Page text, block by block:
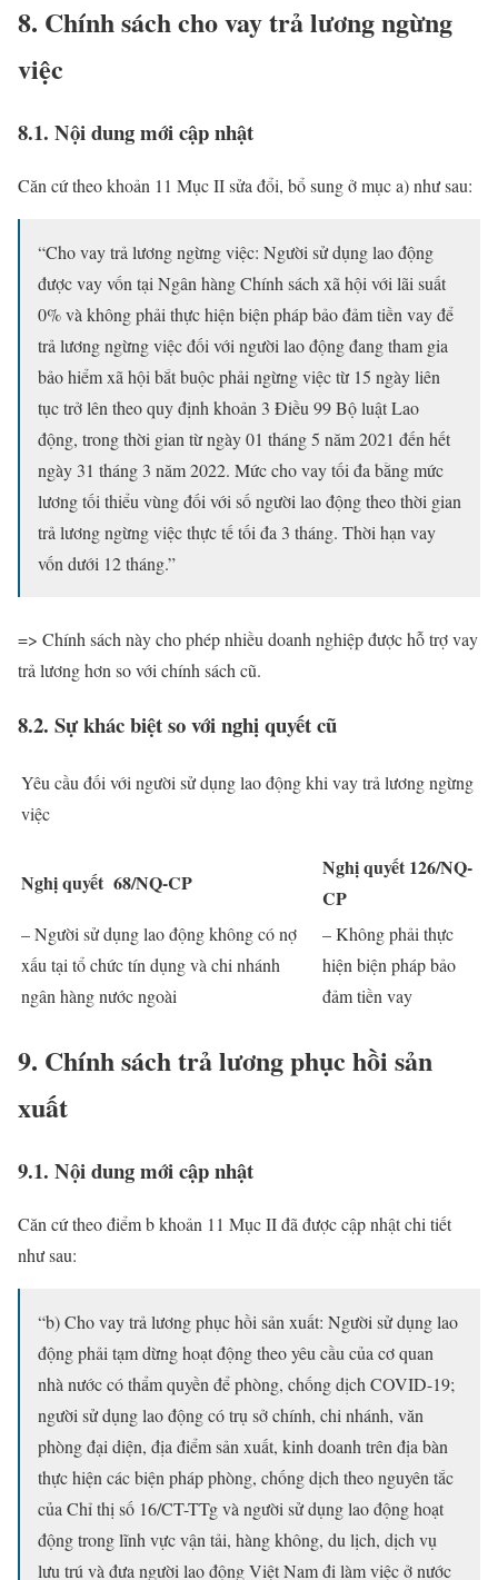
8. Chính sách cho vay trả lương ngừng
việc
8.1. Nội dung mới cập nhật
Căn cứ theo khoản 11 Mục II sửa đổi, bổ sung ở mục a) như sau:
“Cho vay trả lương ngừng việc: Người sử dụng lao động
được vay vốn tại Ngân hàng Chính sách xã hội với lãi suất
0% và không phải thực hiện biện pháp bảo đảm tiền vay để
trả lương ngừng việc đối với người lao động đang tham gia
bảo hiểm xã hội bắt buộc phải ngừng việc từ 15 ngày liên
tục trở lên theo quy định khoản 3 Điều 99 Bộ luật Lao
động, trong thời gian từ ngày 01 tháng 5 năm 2021 đến hết
ngày 31 tháng 3 năm 2022. Mức cho vay tối đa bằng mức
lương tối thiểu vùng đối với số người lao động theo thời gian
trả lương ngừng việc thực tế tối đa 3 tháng. Thời hạn vay
vốn dưới 12 tháng.”
=> Chính sách này cho phép nhiều doanh nghiệp được hỗ trợ vay
trả lương hơn so với chính sách cũ.
8.2. Sự khác biệt so với nghị quyết cũ
Yêu cầu đối với người sử dụng lao động khi vay trả lương ngừng
việc
Nghị quyết 68/NQ-CP
Nghị quyết 126/NQ-
CP
– Người sử dụng lao động không có nợ
xấu tại tổ chức tín dụng và chi nhánh
ngân hàng nước ngoài
– Không phải thực
hiện biện pháp bảo
đảm tiền vay
9. Chính sách trả lương phục hồi sản
xuất
9.1. Nội dung mới cập nhật
Căn cứ theo điểm b khoản 11 Mục II đã được cập nhật chi tiết
như sau:
“b) Cho vay trả lương phục hồi sản xuất: Người sử dụng lao
động phải tạm dừng hoạt động theo yêu cầu của cơ quan
nhà nước có thẩm quyền để phòng, chống dịch COVID-19;
người sử dụng lao động có trụ sở chính, chi nhánh, văn
phòng đại diện, địa điểm sản xuất, kinh doanh trên địa bàn
thực hiện các biện pháp phòng, chống dịch theo nguyên tắc
của Chỉ thị số 16/CT-TTg và người sử dụng lao động hoạt
động trong lĩnh vực vận tải, hàng không, du lịch, dịch vụ
lưu trú và đưa người lao động Việt Nam đi làm việc ở nước